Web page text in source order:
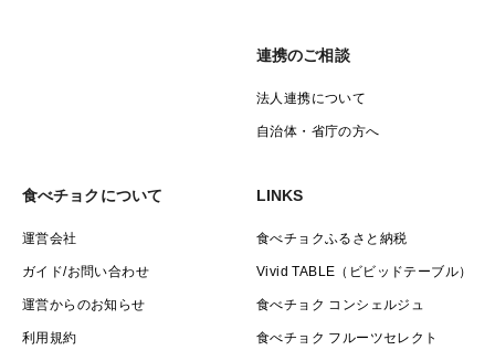
連携のご相談
法人連携について
自治体・省庁の方へ
食べチョクについて
運営会社
ガイド/お問い合わせ
運営からのお知らせ
利用規約
LINKS
食べチョクふるさと納税
Vivid TABLE（ビビッドテーブル）
食べチョク コンシェルジュ
食べチョク フルーツセレクト